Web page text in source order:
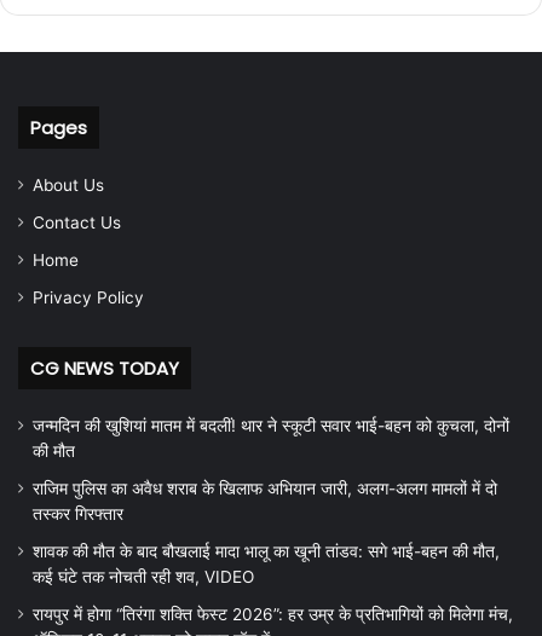
Pages
About Us
Contact Us
Home
Privacy Policy
CG NEWS TODAY
जन्मदिन की खुशियां मातम में बदलीं! थार ने स्कूटी सवार भाई-बहन को कुचला, दोनों
की मौत
राजिम पुलिस का अवैध शराब के खिलाफ अभियान जारी, अलग-अलग मामलों में दो
तस्कर गिरफ्तार
शावक की मौत के बाद बौखलाई मादा भालू का खूनी तांडव: सगे भाई-बहन की मौत,
कई घंटे तक नोचती रही शव, VIDEO
रायपुर में होगा “तिरंगा शक्ति फेस्ट 2026”: हर उम्र के प्रतिभागियों को मिलेगा मंच,